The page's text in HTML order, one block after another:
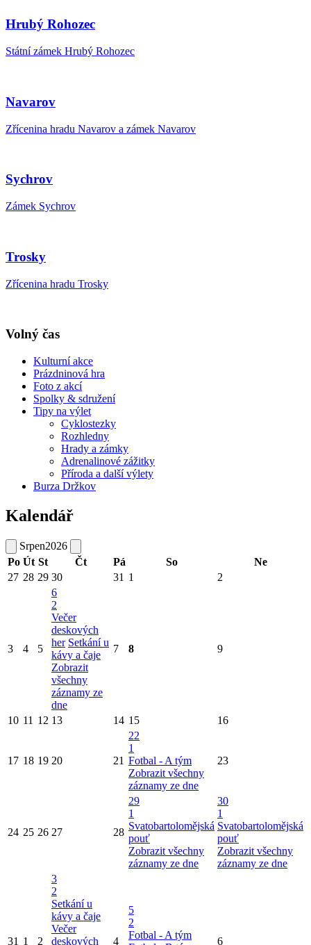
Hrubý Rohozec
Státní zámek Hrubý Rohozec
Navarov
Zřícenina hradu Navarov a zámek Navarov
Sychrov
Zámek Sychrov
Trosky
Zřícenina hradu Trosky
Volný čas
Kulturní akce
Prázdninová hra
Foto z akcí
Spolky & sdružení
Tipy na výlet
Cyklostezky
Rozhledny
Hrady a zámky
Adrenalinové zážitky
Příroda a další výlety
Burza Držkov
Kalendář
Srpen2026
Po Út St Čt Pá So
Ne
27 28 29 30 31 1 2
3 4 5
6
2
Večer
deskových
her Setkání u
kávy a čaje
Zobrazit
všechny
záznamy ze
dne
7 8 9
10 11 12 13 14 15 16
17 18 19 20 21
22
1
Fotbal - A tým
Zobrazit všechny
záznamy ze dne
23
24 25 26 27 28
29
1
Svatobartolomějská
pouť
Zobrazit všechny
záznamy ze dne
30
1
Svatobartolomějská
pouť
Zobrazit všechny
záznamy ze dne
31 1 2
3
2
Setkání u
kávy a čaje
Večer
deskových
4
5
2
Fotbal - A tým
6